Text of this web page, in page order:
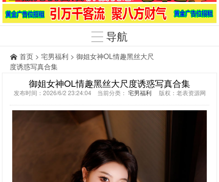
导航
首页 > 宅男福利 > 御姐女神OL情趣黑丝大尺
度诱惑写真合集
御姐女神OL情趣黑丝大尺度诱惑写真合集
发布时间：2026/6/2 23:24:04 当前分类： 宅男福利 版权：老表资源网